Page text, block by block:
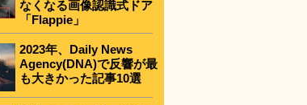
なくなる画像認識式ドア
「Flappie」
2023年、Daily News
Agency(DNA)で反響が最
も大きかった記事10選